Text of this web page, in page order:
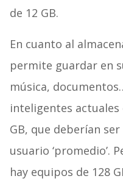
de 12 GB.
En cuanto al
permite guardar en
música,
inteligentes actuales
GB, que deberían
usuario ‘promedio’.
hay equipos de 128